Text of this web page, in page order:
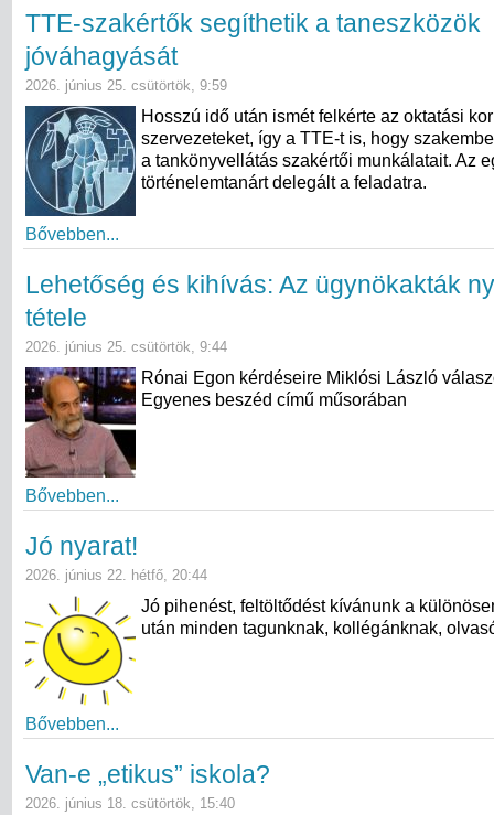
TTE-szakértők segíthetik a taneszközök
jóváhagyását
2026. június 25. csütörtök, 9:59
Hosszú idő után ismét felkérte az oktatási
szervezeteket, így a TTE-t is, hogy
a tankönyvellátás szakértői munkálatait. Az
történelemtanárt delegált a feladatra.
Bővebben...
Lehetőség és kihívás: Az ügynökakták
tétele
2026. június 25. csütörtök, 9:44
Rónai Egon kérdéseire Miklósi László
Egyenes beszéd című műsorában
Bővebben...
Jó nyarat!
2026. június 22. hétfő, 20:44
Jó pihenést, feltöltődést kívánunk a
után minden tagunknak, kollégánknak,
Bővebben...
Van-e „etikus” iskola?
2026. június 18. csütörtök, 15:40